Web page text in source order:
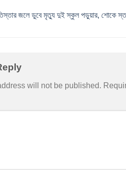
জলে ডুবে মৃত্যু দুই স্কুল পড়ুয়ার, শোকে
will not be published.